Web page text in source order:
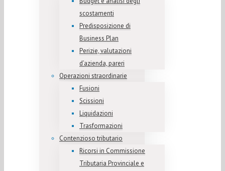
scostamenti
Predisposizione di
Business Plan
Perizie, valutazioni
d’azienda, pareri
Operazioni straordinarie
Fusioni
Scissioni
Liquidazioni
Trasformazioni
Contenzioso tributario
Ricorsi in Commissione
Tributaria Provinciale e